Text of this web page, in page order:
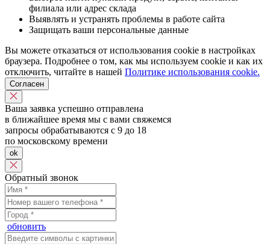
филиала или адрес склада
Выявлять и устранять проблемы в работе сайта
Защищать ваши персональные данные
Вы можете отказаться от использования cookie в настройках
браузера. Подробнее о том, как мы используем cookie и как их
отключить, читайте в нашей Политике использования cookie.
Согласен
Ваша заявка успешно отправлена
в ближайшее время мы с вами свяжемся
запросы обрабатываются с 9 до 18
по московскому времени
ok
Обратный звонок
обновить